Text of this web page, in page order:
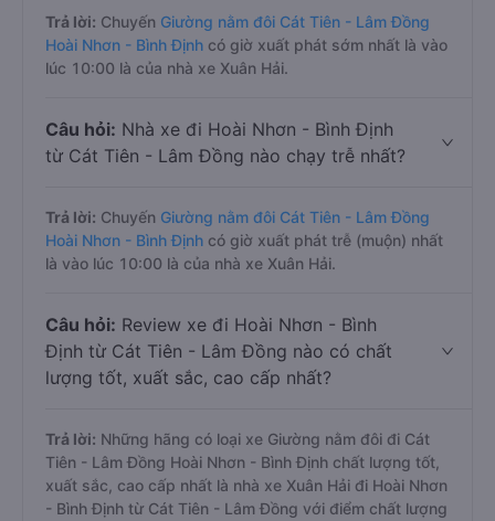
Trả lời: Chuyến Giường nằm đôi Cát Tiên - Lâm Đồng
Hoài Nhơn - Bình Định có giờ xuất phát sớm nhất là vào
lúc 10:00 là của nhà xe Xuân Hải.
Câu hỏi: Nhà xe đi Hoài Nhơn - Bình Định
từ Cát Tiên - Lâm Đồng nào chạy trễ nhất?
Trả lời: Chuyến Giường nằm đôi Cát Tiên - Lâm Đồng
Hoài Nhơn - Bình Định có giờ xuất phát trễ (muộn) nhất
là vào lúc 10:00 là của nhà xe Xuân Hải.
Câu hỏi: Review xe đi Hoài Nhơn - Bình
Định từ Cát Tiên - Lâm Đồng nào có chất
lượng tốt, xuất sắc, cao cấp nhất?
Trả lời: Những hãng có loại xe Giường nằm đôi đi Cát
Tiên - Lâm Đồng Hoài Nhơn - Bình Định chất lượng tốt,
xuất sắc, cao cấp nhất là nhà xe Xuân Hải đi Hoài Nhơn
- Bình Định từ Cát Tiên - Lâm Đồng với điểm chất lượng